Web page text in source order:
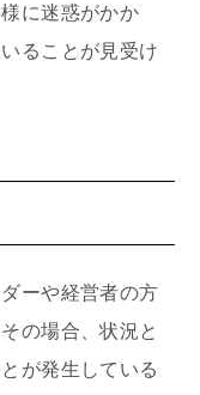
に迷惑がかか
ることが見受け
ーや経営者の方
の場合、状況と
が発生している